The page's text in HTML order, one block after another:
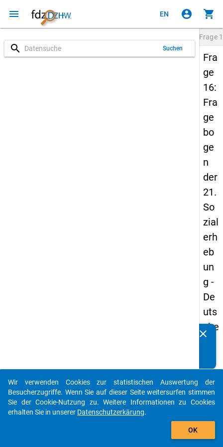
menu EN account_circle shopping_cart
search Suchen
Frage
Fra
ge
16:
Fra
ge
bo
ge
n
der
21.
So
zial
erh
eb
un
g -
De
uts
che
Bil
du
ngs
clear
auto_stories
add_shopping_cart
Wir verwenden Cookies zur statistischen Auswertung der
Besucherzugriffe. Wenn Sie auf dieser Seite weitersurfen stimmen
Sie der Cookie-Nutzung zu. Weitere Informationen zu Cookies
erhalten Sie in unserer Datenschutzerkärung.
OK